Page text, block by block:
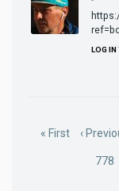
LOG IN
First
« First ‹
Page
778